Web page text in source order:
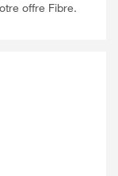
offre Fibre.